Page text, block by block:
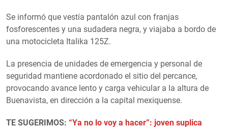
Se informó que vestía pantalón azul con franjas
fosforescentes y una sudadera negra, y viajaba a bordo de
una motocicleta Italika 125Z.
La presencia de unidades de emergencia y personal de
seguridad mantiene acordonado el sitio del percance,
provocando avance lento y carga vehicular a la altura de
Buenavista, en dirección a la capital mexiquense.
TE SUGERIMOS: “Ya no lo voy a hacer”: joven suplica